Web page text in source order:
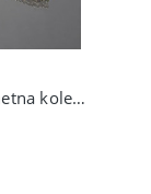
Turkus vol. 22 - bransoletka - Szlachetna kolekcja /06.01.26/